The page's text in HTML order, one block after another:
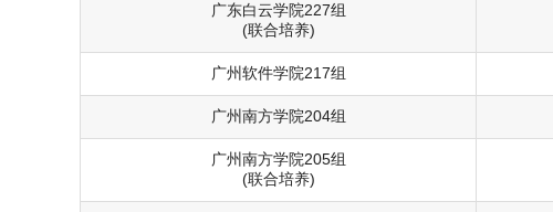
广东白云学院227组
(联合培养)
广州软件学院217组
广州南方学院204组
广州南方学院205组
(联合培养)